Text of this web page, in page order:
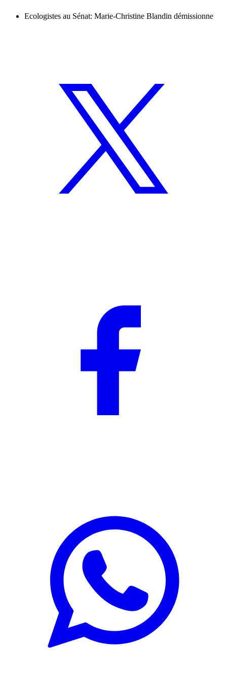
Ecologistes au Sénat: Marie-Christine Blandin démissionne